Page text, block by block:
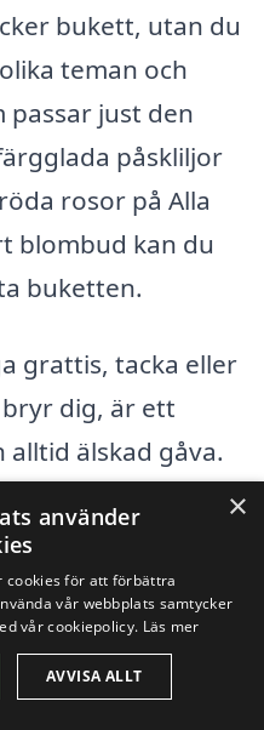
bukett, utan du
teman och
passar just den
påskliljor
rosor på Alla
blombud kan du
buketten.
grattis, tacka eller
dig, är ett
älskad gåva.
i Kattarp visar
på någon, utan
er relation.
på hur du ska
ihåg att en
×
använder
cookies för att förbättra
vår webbplats samtycker
vår cookiepolicy. Läs mer
AVVISA ALLT